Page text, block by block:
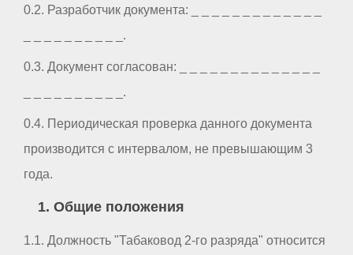
0.2. Разработчик документа: _ _ _ _ _ _ _ _ _ _ _ _ _
_ _ _ _ _ _ _ _ _ _.
0.3. Документ согласован: _ _ _ _ _ _ _ _ _ _ _ _ _ _
_ _ _ _ _ _ _ _ _ _.
0.4. Периодическая проверка данного документа
производится с интервалом, не превышающим 3
года.
1. Общие положения
1.1. Должность "Табаковод 2-го разряда" относится